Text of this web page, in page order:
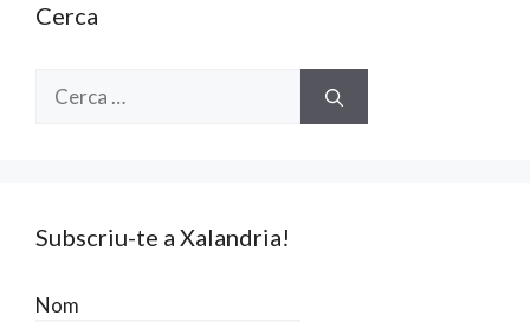
Cerca
Cerca:
Subscriu-te a Xalandria!
Nom